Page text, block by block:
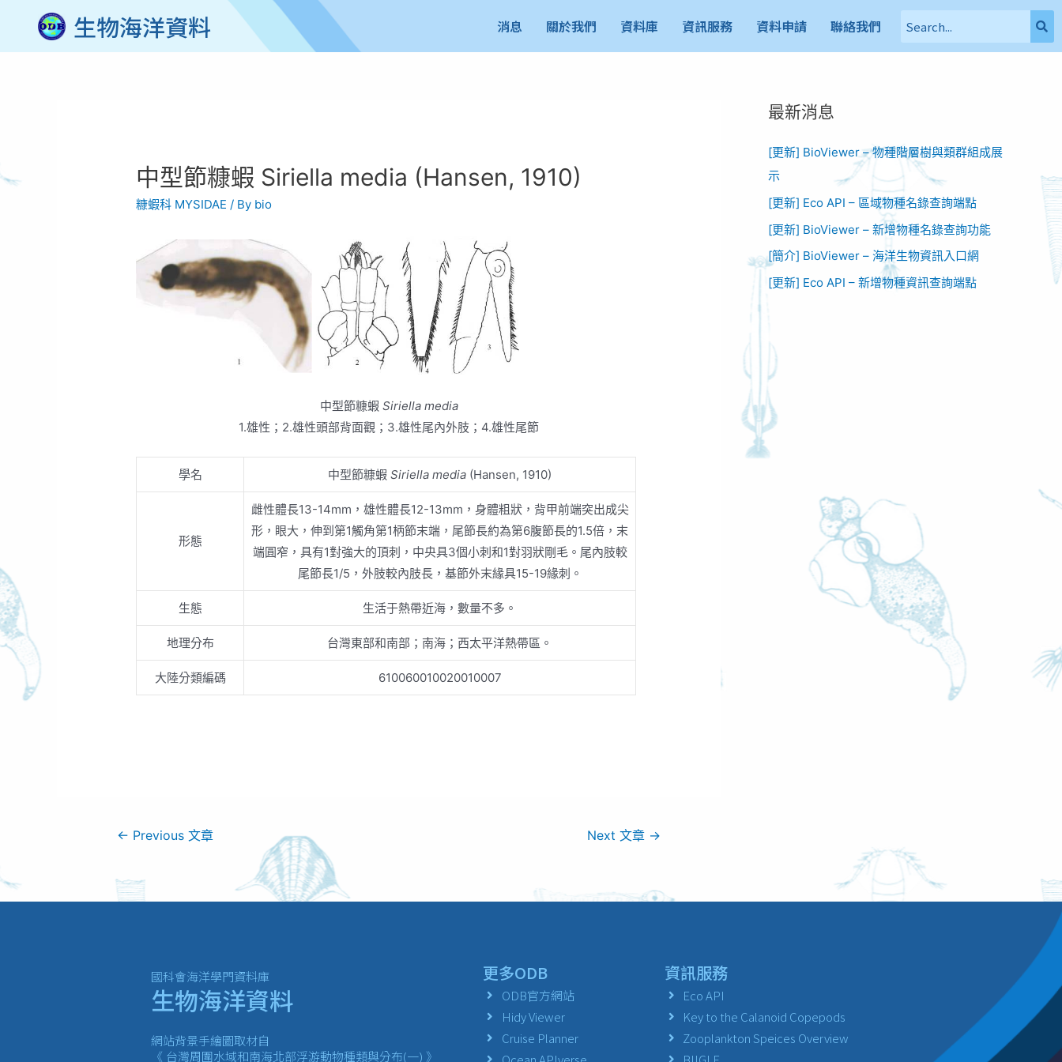
生物海洋資料 消息 關於我們 資料庫 資訊服務 資料申請 聯絡我們
中型節糠蝦 Siriella media (Hansen, 1910)
糠蝦科 MYSIDAE / By bio
中型節糠蝦 Siriella media
1.雄性；2.雄性頭部背面觀；3.雄性尾內外肢；4.雄性尾節
學名 中型節糠蝦Siriella media (Hansen, 1910)
形態
雌性體長13-14mm，雄性體長12-13mm，身體粗狀，背甲前端突出成尖
形，眼大，伸到第1觸角第1柄節末端，尾節長約為第6腹節長的1.5倍，末
端圓窄，具有1對強大的頂刺，中央具3個小刺和1對羽狀剛毛。尾內肢較
尾節長1/5，外肢較內肢長，基節外末緣具15-19緣刺。
生態 生活于熱帶近海，數量不多。
地理分布 台灣東部和南部；南海；西太平洋熱帶區。
大陸分類編碼 610060010020010007
← Previous 文章 Next 文章 →
最新消息
[更新] BioViewer – 物種階層樹與類群組成展
示
[更新] Eco API – 區域物種名錄查詢端點
[更新] BioViewer – 新增物種名錄查詢功能​
[簡介] BioViewer – 海洋生物資訊入口網​
[更新] Eco API – 新增物種資訊查詢端點
國科會海洋學門資料庫
生物海洋資料
網站背景手繪圖取材自
《 台灣周圍水域和南海北部浮游動物種類與分布(一) 》
更多ODB
ODB官方網站
Hidy Viewer
Cruise Planner
資訊服務
Eco API
Key to the Calanoid Copepods
Zooplankton Speices Overview